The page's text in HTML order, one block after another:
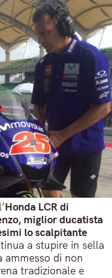
Honda LCR di
miglior ducatista
lo scalpitante
a stupire in sella
ammesso di non
tradizionale e